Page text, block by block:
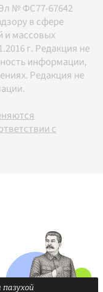
№ ФС77-67642
в сфере
и массовых
г. Редакция не
информации,
Редакция не
с